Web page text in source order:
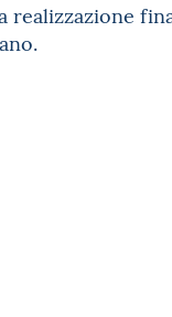
realizzazione